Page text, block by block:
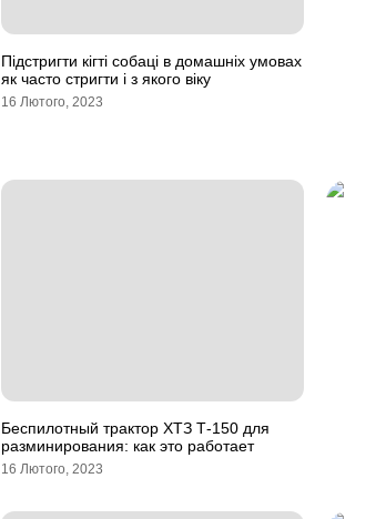
Підстригти кігті собаці в домашніх умовах
як часто стригти і з якого віку
16 Лютого, 2023
Беспилотный трактор ХТЗ Т-150 для
разминирования: как это работает
16 Лютого, 2023